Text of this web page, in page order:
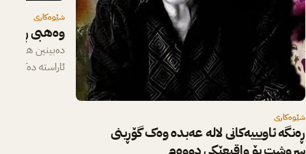
شێوەکاری
ڕەنگە ئاویییەکانی لاله عەبدە وەک گۆڕینی
شێوەکاری
وه‌هبی
ده‌بینین
ئاراسته‌ دەکات،